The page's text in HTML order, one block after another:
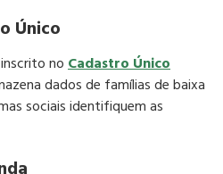
Único
noCadastro Único
dados de famílias de baixa
sociais identifiquem as